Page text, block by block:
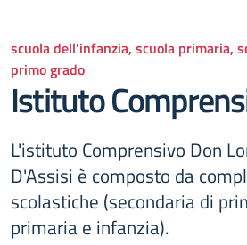
scuola dell'infanzia, scuola primaria,
primo grado
Istituto
L'istituto Comprensivo Don
D'Assisi è composto da
scolastiche (secondaria di
primaria e infanzia).